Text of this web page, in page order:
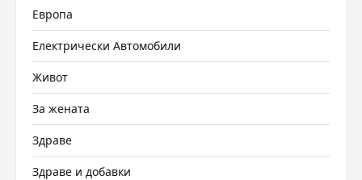
Европа
Електрически Автомобили
Живот
За жената
Здраве
Здраве и добавки